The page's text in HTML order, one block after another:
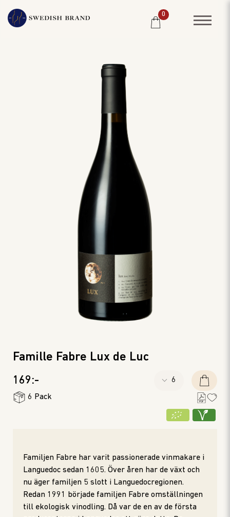
KUNDPORTRÄTT
0
Famille Fabre Lux de Luc
169:-
6 Pack
Familjen Fabre har varit passionerade vinmakare i
Languedoc sedan 1605. Över åren har de växt och
nu äger familjen 5 slott i Languedocregionen.
Redan 1991 började familjen Fabre omställningen
till ekologisk vinodling. Då var de en av de första